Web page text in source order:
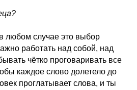
любом случае это выбор
работать над собой, над
чётко проговаривать все
каждое слово долетело до
проглатывает слова, и ты